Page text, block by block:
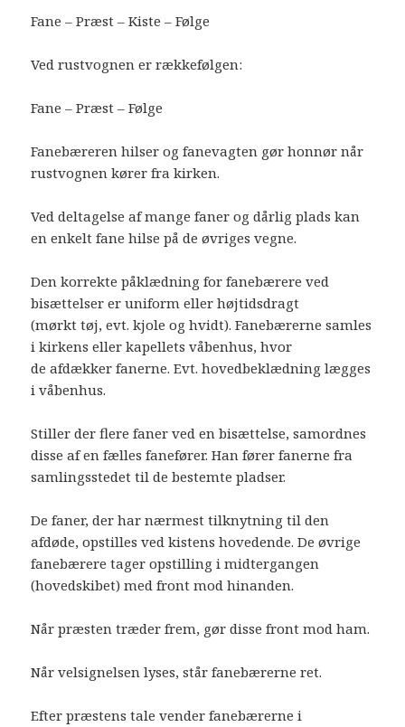
Fane – Præst – Kiste – Følge
Ved rustvognen er rækkefølgen:
Fane – Præst – Følge
Fanebæreren hilser og fanevagten gør honnør når
rustvognen kører fra kirken.
Ved deltagelse af mange faner og dårlig plads kan
en enkelt fane hilse på de øvriges vegne.
Den korrekte påklædning for fanebærere ved
bisættelser er uniform eller højtidsdragt
(mørkt tøj, evt. kjole og hvidt). Fanebærerne samles
i kirkens eller kapellets våbenhus, hvor
de afdækker fanerne. Evt. hovedbeklædning lægges
i våbenhus.
Stiller der flere faner ved en bisættelse, samordnes
disse af en fælles fanefører. Han fører fanerne fra
samlingsstedet til de bestemte pladser.
De faner, der har nærmest tilknytning til den
afdøde, opstilles ved kistens hovedende. De øvrige
fanebærere tager opstilling i midtergangen
(hovedskibet) med front mod hinanden.
Når præsten træder frem, gør disse front mod ham.
Når velsignelsen lyses, står fanebærerne ret.
Efter præstens tale vender fanebærerne i